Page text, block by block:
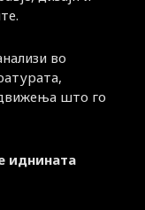
во
што го
иднината